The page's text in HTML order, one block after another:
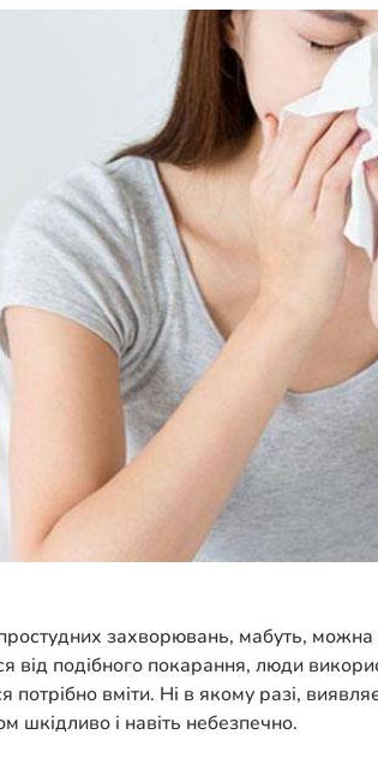
захворювань, мабуть,
подібного покарання, люди
вміти. Ні в якому разі,
шкідливо і навіть небезпечно.